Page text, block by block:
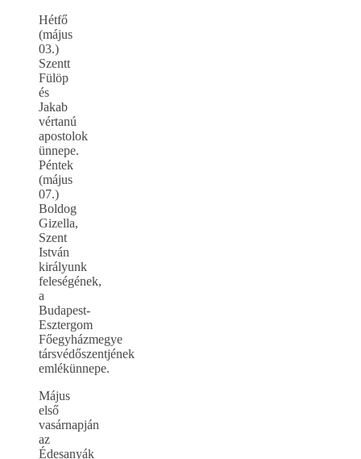
Hétfő
(május
03.)
Szentt
Fülöp
és
Jakab
vértanú
apostolok
ünnepe.
Péntek
(május
07.)
Boldog
Gizella,
Szent
István
királyunk
feleségének,
a
Budapest-
Esztergom
Főegyházmegye
társvédőszentjének
emlékünnepe.
Május
első
vasárnapján
az
Édesanyák